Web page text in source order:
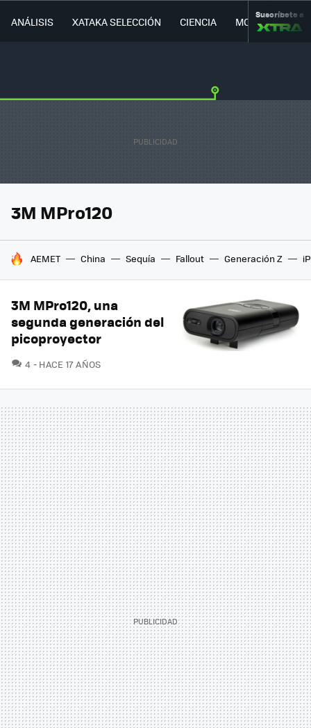
ANÁLISIS XATAKA SELECCIÓN CIENCIA MOVILIDAD
Suscríbete a
3M MPro120
HOY SE HABLA DE
AEMET China Sequía Fallout Generación Z
3M MPro120, una
segunda generación del
picoproyector
4 COMENTARIOS
HACE 17 AÑOS